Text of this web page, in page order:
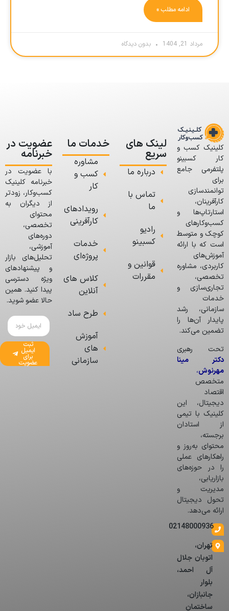
ادامه مطلب »
مرداد 21, 1404 بدون دیدگاه
کلینیک کسب و
کار کسبینو
پلتفرمی جامع
برای
توانمندسازی
کارآفرینان،
استارتاپ‌ها و
کسب‌وکارهای
کوچک و متوسط
است که با ارائه
آموزش‌های
کاربردی، مشاوره
تخصصی،
تجاری‌سازی و
خدمات
سازمانی، رشد
پایدار آن‌ها را
تضمین می‌کند.
تحت رهبری
دکتر مینا
مهرنوش،
متخصص
اقتصاد
دیجیتال، این
کلینیک با تیمی
از استادان
برجسته،
محتوای به‌روز و
راهکارهای عملی
را در حوزه‌های
بازاریابی،
مدیریت و
تحول دیجیتال
ارائه می‌دهد.
02148000936
تهران،
اتوبان جلال
آل احمد،
بلوار
جانبازان،
ساختمان
لینک های
سریع
درباره ما
تماس با
ما
رادیو
کسبینو
قوانین و
مقررات
خدمات ما
مشاوره
کسب و
کار
رویدادهای
کارآفرینی
خدمات
پروژه‌ای
کلاس های
آنلاین
طرح ساد
آموزش
های
سازمانی
عضویت در
خبرنامه
با عضویت در
خبرنامه کلینیک
کسب‌وکار، زودتر
از دیگران به
محتوای
تخصصی،
دوره‌های
آموزشی،
تحلیل‌های بازار
و پیشنهادهای
ویژه دسترسی
پیدا کنید. همین
حالا عضو شوید.
ثبت
ایمیل
برای
عضویت